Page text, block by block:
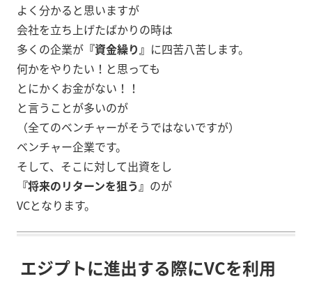
よく分かると思いますが
会社を立ち上げたばかりの時は
多くの企業が 『資金繰り』 に四苦八苦します。
何かをやりたい！と思っても
とにかくお金がない！！
と言うことが多いのが
（全てのベンチャーがそうではないですが）
ベンチャー企業です。
そして、そこに対して出資をし
『将来のリターンを狙う』 のが
VCとなります。
エジプトに進出する際にVCを利用